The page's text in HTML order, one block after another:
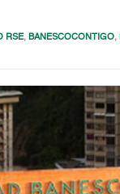
RSE, BANESCOCONTIGO,